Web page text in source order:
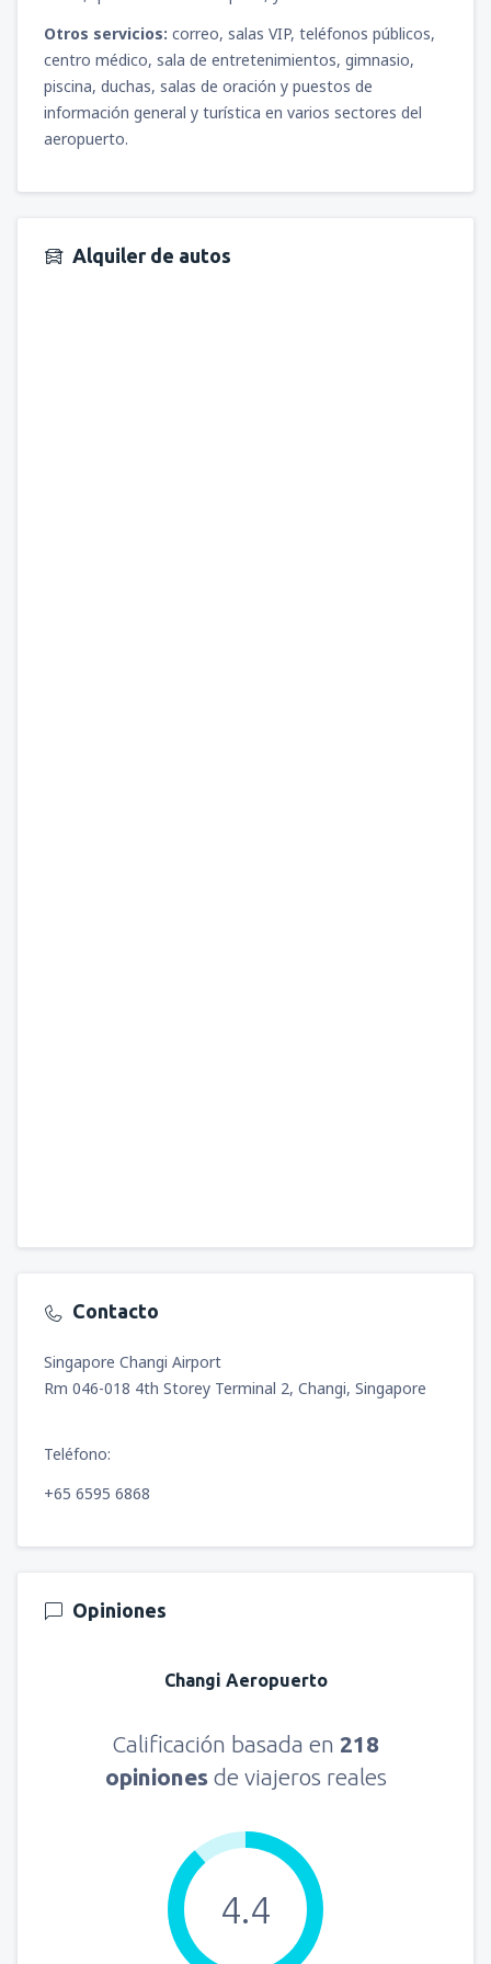
Otros servicios: correo, salas VIP, teléfonos públicos,
centro médico, sala de entretenimientos, gimnasio,
piscina, duchas, salas de oración y puestos de
información general y turística en varios sectores del
aeropuerto.
Alquiler de autos
Contacto
Singapore Changi Airport
Rm 046-018 4th Storey Terminal 2, Changi, Singapore
Teléfono:
+65 6595 6868
Opiniones
Changi Aeropuerto
Calificación basada en 218
opiniones de viajeros reales
4.4